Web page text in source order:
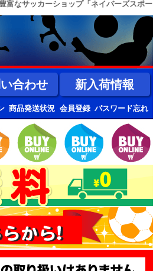
富なサッカーショップ「ネイバーズスポー
合わせ 新入荷情報
商品発送状況 会員登録 パスワード忘れ